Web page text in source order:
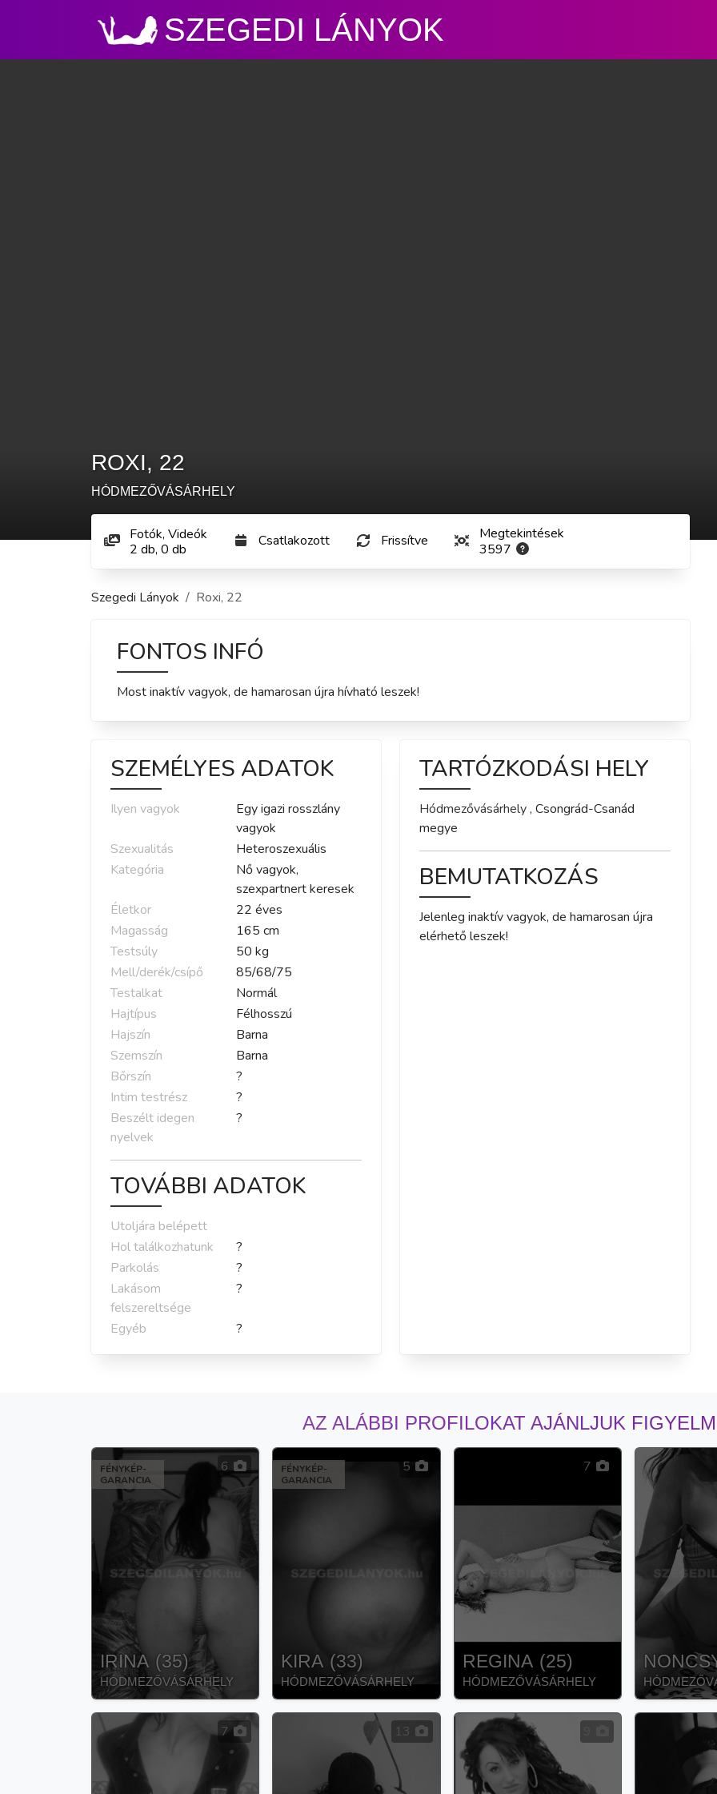
SZEGEDI LÁNYOK
ROXI, 22
HÓDMEZŐVÁSÁRHELY
Fotók, Videók
2 db, 0 db Csatlakozott Frissítve
Megtekintések
3597
Szegedi Lányok Roxi, 22
FONTOS INFÓ
Most inaktív vagyok, de hamarosan újra hívható leszek!
SZEMÉLYES ADATOK
Ilyen vagyok
Egy igazi rosszlány
vagyok
Szexualitás
Heteroszexuális
Kategória
Nő vagyok,
szexpartnert keresek
Életkor
22 éves
Magasság
165 cm
Testsúly
50 kg
Mell/derék/csípő
85/68/75
Testalkat
Normál
Hajtípus
Félhosszú
Hajszín
Barna
Szemszín
Barna
Bőrszín
?
Intim testrész
?
Beszélt idegen
nyelvek
?
TOVÁBBI ADATOK
Utoljára belépett
Hol találkozhatunk
?
Parkolás
?
Lakásom
felszereltsége
?
Egyéb ?
TARTÓZKODÁSI HELY
Hódmezővásárhely, Csongrád-Csanád
megye
BEMUTATKOZÁS
Jelenleg inaktív vagyok, de hamarosan újra
elérhető leszek!
AZ ALÁBBI PROFILOKAT AJÁNLJUK
FÉNYKÉP-
GARANCIA
6
IRINA (35)
HÓDMEZŐVÁSÁRHELY
FÉNYKÉP-
GARANCIA
5
KIRA (33)
HÓDMEZŐVÁSÁRHELY
7
REGINA (25)
HÓDMEZŐVÁSÁRHELY
7 13